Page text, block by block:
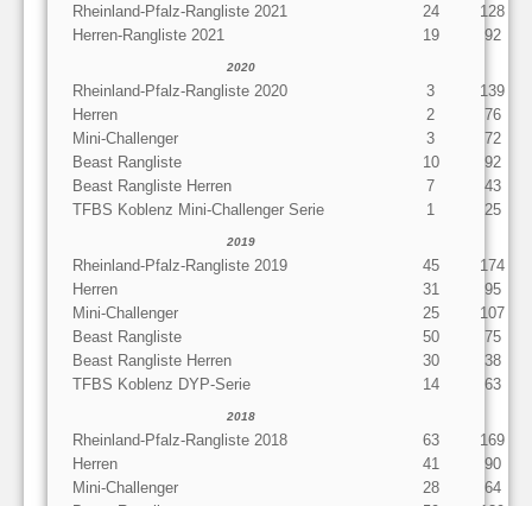
Rheinland-Pfalz-Rangliste 2021 24
128
Herren-Rangliste 2021
19 92
2020
Rheinland-Pfalz-Rangliste 2020 3
139
Herren
2
76
Mini-Challenger
3
72
Beast Rangliste
10
92
Beast Rangliste Herren
7
43
TFBS Koblenz Mini-Challenger Serie
1 25
2019
Rheinland-Pfalz-Rangliste 2019 45
174
Herren
31
95
Mini-Challenger
25
107
Beast Rangliste
50
75
Beast Rangliste Herren
30
38
TFBS Koblenz DYP-Serie
14 63
2018
Rheinland-Pfalz-Rangliste 2018 63
169
Herren
41
90
Mini-Challenger
28
64